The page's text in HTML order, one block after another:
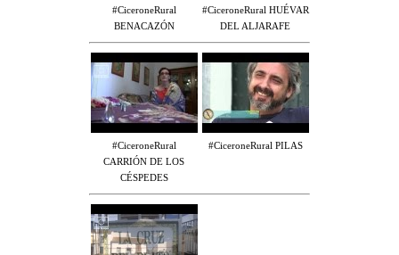
#CiceroneRural
BENACAZÓN
#CiceroneRural HUÉVAR
DEL ALJARAFE
#CiceroneRural
CARRIÓN DE LOS
CÉSPEDES
#CiceroneRural PILAS